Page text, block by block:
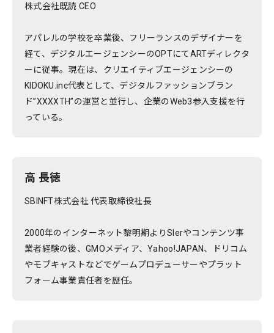
株式会社既読 CEO
アパレルの学校を卒業後、フリーランスのデザイナーを
経て、デジタルエージェンシーのOPTにてARTディレクタ
ーに従事。現在は、クリエイティブエージェンシーの
KIDOKU.inc代表として、デジタルファッションブラン
ド”XXXXTH”の運営と並行し、企業のWeb3参入支援を行
っている。
高 長徳
SBINFT株式会社 代表取締役社長
2000年のインターネット黎明期よりSIerやコンテンツ事
業者経験の後、GMOメディア、Yahoo!JAPAN、ドリコム
やモブキャストなどでゲームプロデューサーやプラット
フォーム事業責任者を歴任。